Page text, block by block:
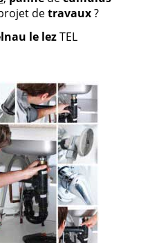
detravaux?
le lezTEL